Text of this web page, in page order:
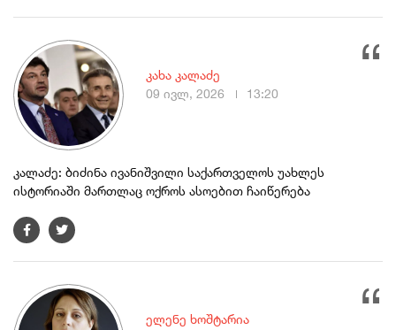
კალაძე: ბიძინა ივანიშვილი საქართველოს უახლეს
ისტორიაში მართლაც ოქროს ასოებით ჩაიწერება
კახა კალაძე
09 ივლ, 2026
13:20
ელენე ხოშტარია